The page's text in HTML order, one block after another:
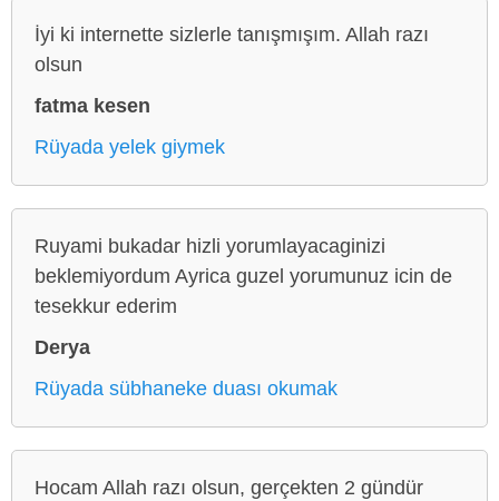
İyi ki internette sizlerle tanışmışım. Allah razı
olsun
fatma kesen
Rüyada yelek giymek
Ruyami bukadar hizli yorumlayacaginizi
beklemiyordum Ayrica guzel yorumunuz icin de
tesekkur ederim
Derya
Rüyada sübhaneke duası okumak
Hocam Allah razı olsun, gerçekten 2 gündür